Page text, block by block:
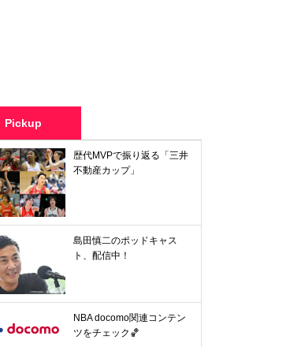
Pickup
歴代MVPで振り返る「三井
不動産カップ」
島田慎二のポッドキャス
ト、配信中！
NBA docomo関連コンテン
ツをチェック🏀